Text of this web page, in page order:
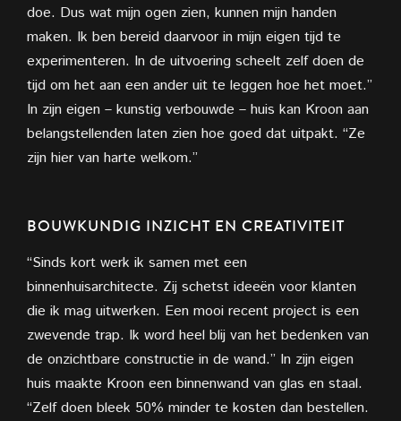
doe. Dus wat mijn ogen zien, kunnen mijn handen
maken. Ik ben bereid daarvoor in mijn eigen tijd te
experimenteren. In de uitvoering scheelt zelf doen de
tijd om het aan een ander uit te leggen hoe het moet.”
In zijn eigen – kunstig verbouwde – huis kan Kroon aan
belangstellenden laten zien hoe goed dat uitpakt. “Ze
zijn hier van harte welkom.”
BOUWKUNDIG INZICHT EN CREATIVITEIT
“Sinds kort werk ik samen met een
binnenhuisarchitecte. Zij schetst ideeën voor klanten
die ik mag uitwerken. Een mooi recent project is een
zwevende trap. Ik word heel blij van het bedenken van
de onzichtbare constructie in de wand.” In zijn eigen
huis maakte Kroon een binnenwand van glas en staal.
“Zelf doen bleek 50% minder te kosten dan bestellen.